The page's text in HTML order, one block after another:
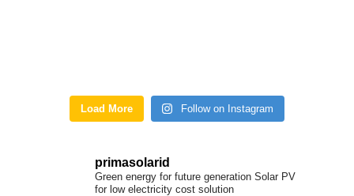
Load More Follow on Instagram
primasolarid
Green energy for future generation Solar PV
for low electricity cost solution